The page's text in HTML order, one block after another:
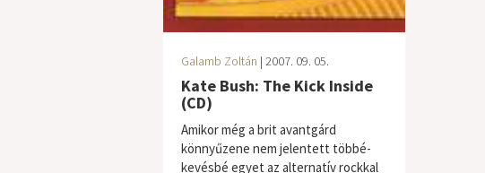
Galamb Zoltán | 2007. 09. 05.
Kate Bush: The Kick Inside
(CD)
Amikor még a brit avantgárd
könnyűzene nem jelentett többé-
kevésbé egyet az alternatív rockkal